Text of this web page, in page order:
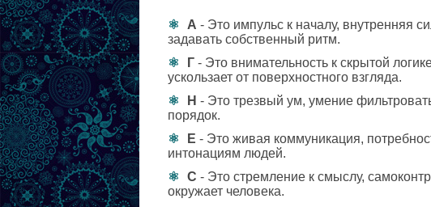
А - Это импульс к началу, внутренняя
задавать собственный ритм.
Г - Это внимательность к скрытой
ускользает от поверхностного взгляда.
Н - Это трезвый ум, умение
порядок.
Е - Это живая коммуникация,
интонациям людей.
С - Это стремление к смыслу,
окружает человека.